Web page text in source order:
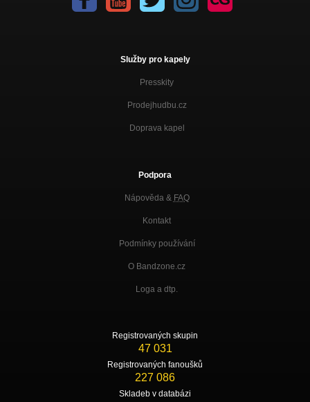
Služby pro kapely
Presskity
Prodejhudbu.cz
Doprava kapel
Podpora
Nápověda & FAQ
Kontakt
Podmínky používání
O Bandzone.cz
Loga a dtp.
Registrovaných skupin
47 031
Registrovaných fanoušků
227 086
Skladeb v databázi